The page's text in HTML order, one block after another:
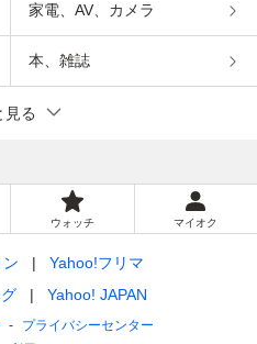
家電、AV、カメラ
本、雑誌
見る
ウォッチ マイオク
Yahoo!フリマ
Yahoo! JAPAN
プライバシーセンター